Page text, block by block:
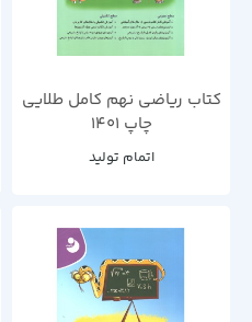
کتاب ریاضی نهم کامل طلایی
چاپ 1401
اتمام تولید